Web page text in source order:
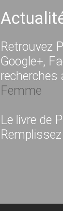
Retrouvez
Google+,
Femme
Le livre de